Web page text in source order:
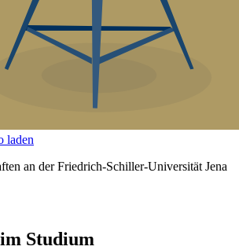
laden
an der Friedrich-Schiller-Universität Jena
Studium